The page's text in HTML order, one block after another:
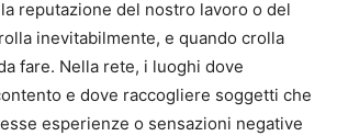
reputazione del nostro lavoro o del
inevitabilmente, e quando crolla
fare. Nella rete, i luoghi dove
e dove raccogliere soggetti che
esperienze o sensazioni negative